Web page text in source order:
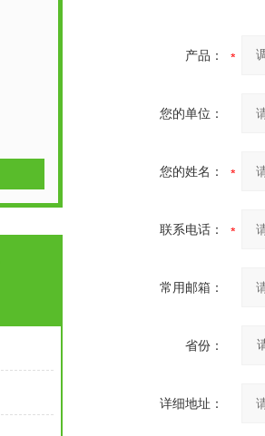
产品：
您的单位：
您的姓名：
联系电话：
常用邮箱：
省份：
详细地址：